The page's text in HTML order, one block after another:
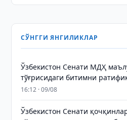
СЎНГГИ ЯНГИЛИКЛАР
Ўзбекистон Сенати МДҲ
тўғрисидаги битимни
16:12 · 09/08
Ўзбекистон Сенати